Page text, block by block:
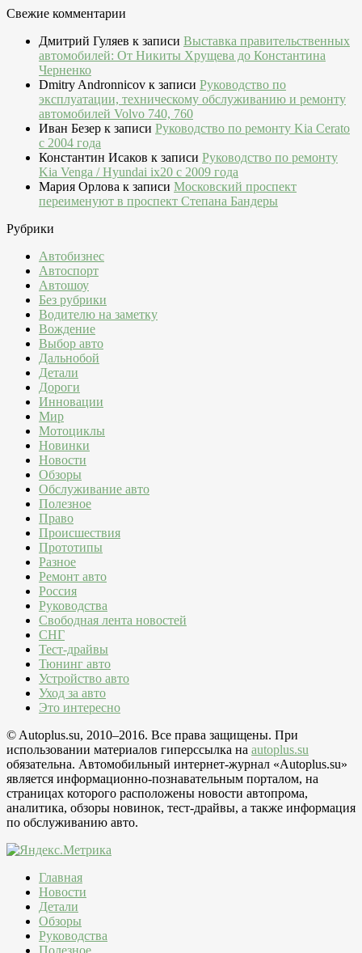
Свежие комментарии
Дмитрий Гуляев к записи Выставка правительственных
автомобилей: От Никиты Хрущева до Константина
Черненко
Dmitry Andronnicov к записи Руководство по
эксплуатации, техническому обслуживанию и ремонту
автомобилей Volvo 740, 760
Иван Безер к записи Руководство по ремонту Kia Cerato
c 2004 года
Константин Исаков к записи Руководство по ремонту
Kia Venga / Hyundai ix20 c 2009 года
Мария Орлова к записи Московский проспект
переименуют в проспект Степана Бандеры
Рубрики
Автобизнес
Автоспорт
Автошоу
Без рубрики
Водителю на заметку
Вождение
Выбор авто
Дальнобой
Детали
Дороги
Инновации
Мир
Мотоциклы
Новинки
Новости
Обзоры
Обслуживание авто
Полезное
Право
Происшествия
Прототипы
Разное
Ремонт авто
Россия
Руководства
Свободная лента новостей
СНГ
Тест-драйвы
Тюнинг авто
Устройство авто
Уход за авто
Это интересно
© Autoplus.su, 2010–2016. Все права защищены. При
использовании материалов гиперссылка на autoplus.su
обязательна. Автомобильный интернет-журнал «Autoplus.su»
является информационно-познавательным порталом, на
страницах которого расположены новости автопрома,
аналитика, обзоры новинок, тест-драйвы, а также информация
по обслуживанию авто.
Главная
Новости
Детали
Обзоры
Руководства
Полезное